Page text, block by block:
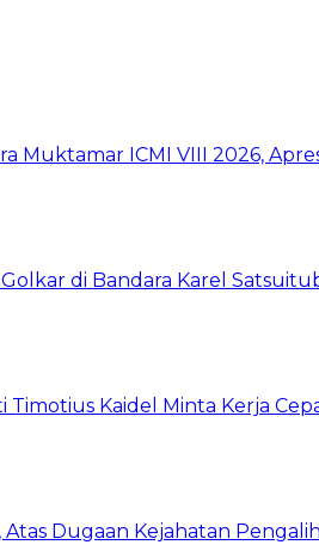
Muktamar ICMI VIII 2026,
Golkar di Bandara Karel
Kaidel Minta Kerja
Atas Dugaan Kejahatan